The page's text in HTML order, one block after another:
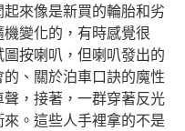
來像是新買的輪胎和劣
變化的，有時感覺很
按喇叭，但喇叭發出的
、關於泊車口訣的魔性
，接著，一群穿著反光
。這些人手裡拿的不是